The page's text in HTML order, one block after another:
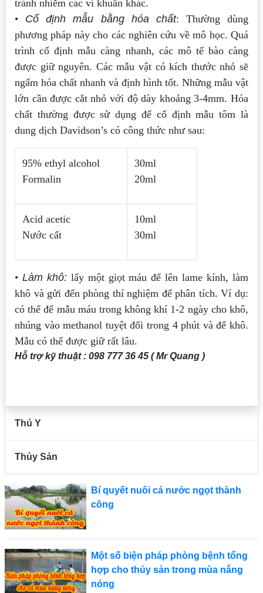
tránh nhiễm các vi khuẩn khác.
• Cố định mẫu bằng hóa chất: Thường dùng
phương pháp này cho các nghiêncứu về mô học. Quá
trình cố định mẫu càng nhanh, các mô tế bào càng
được giữ nguyên. Các mẫu vật có kích thước nhỏ sẽ
ngấm hóa chất nhanh và định hình tốt. Những mẫu vật
lớn cần được cắt nhỏ với độ dày khoảng 3-4mm. Hóa
chất thường được sử dụng để cố định mẫu tôm là
dung dịch Davidson’s có công thức như sau:
95% ethyl alcohol
Formalin
30ml
20ml
Acid acetic
Nước cất
10ml
30ml
• Làm khô: lấy một giọt máu để lên lame kính, làm
khô và gửi đến phòng thínghiệm để phân tích. Ví dụ:
có thể để mẫu máu trong không khí 1-2 ngày cho khô,
nhúng vào methanol tuyệt đối trong 4 phút và để khô.
Mẫu có thể được giữ rất lâu.
Hỗ trợ kỹ thuật : 098 777 36 45 ( Mr Quang )
Thú Y
Thủy Sản
Bí quyết nuôi cá nước ngọt thành
công
Một số biện pháp phòng bệnh tổng
hợp cho thủy sản trong mùa nắng
nóng